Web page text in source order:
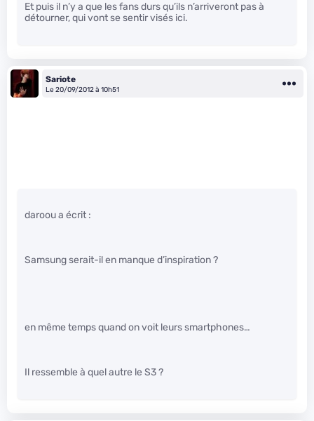
Et puis il n’y a que les fans durs qu’ils n’arriveront pas à
détourner, qui vont se sentir visés ici.
Sariote
Le 20/09/2012 à 10h51
daroou a écrit :
Samsung serait-il en manque d’inspiration ?
en même temps quand on voit leurs smartphones…
Il ressemble à quel autre le S3 ?